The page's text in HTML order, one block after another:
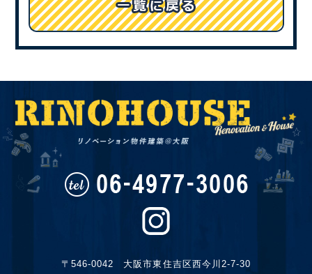
〒546-0042 大阪市東住吉区西今川2-7-30